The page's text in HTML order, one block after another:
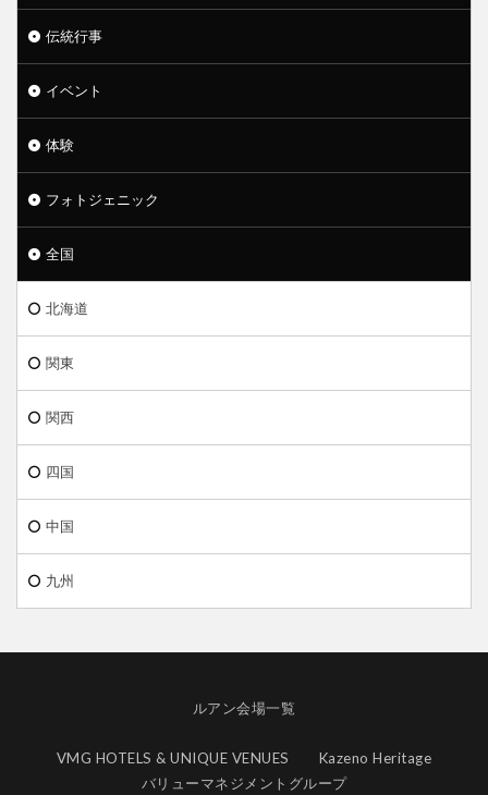
伝統行事
イベント
体験
フォトジェニック
全国
北海道
関東
関西
四国
中国
九州
ルアン会場一覧
VMG HOTELS & UNIQUE VENUES
Kazeno Heritage
バリューマネジメントグループ